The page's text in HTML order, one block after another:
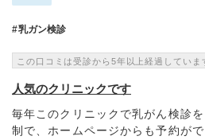
乳ガン検診
この口コミは受診から5年以上経過していま
人気のクリニックです
毎年このクリニックで乳がん検診
制で、ホームページからも予約が